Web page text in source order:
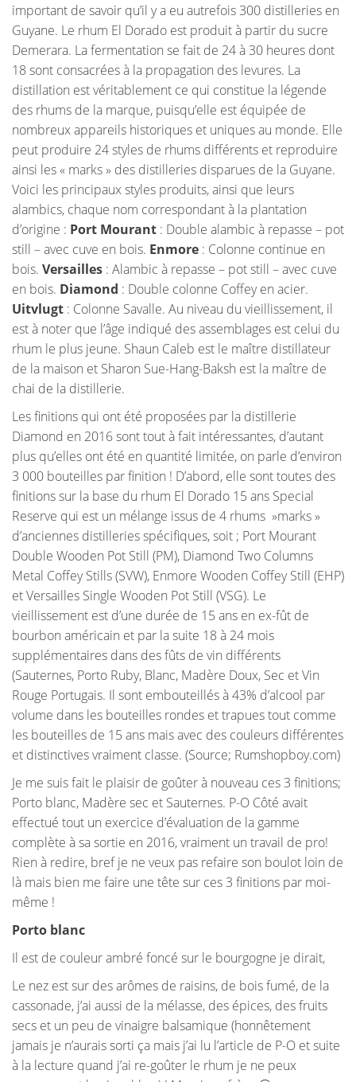
important de savoir qu’il y a eu autrefois 300 distilleries en
Guyane. Le rhum El Dorado est produit à partir du sucre
Demerara. La fermentation se fait de 24 à 30 heures dont
18 sont consacrées à la propagation des levures. La
distillation est véritablement ce qui constitue la légende
des rhums de la marque, puisqu’elle est équipée de
nombreux appareils historiques et uniques au monde. Elle
peut produire 24 styles de rhums différents et reproduire
ainsi les « marks » des distilleries disparues de la Guyane.
Voici les principaux styles produits, ainsi que leurs
alambics, chaque nom correspondant à la plantation
d’origine : Port Mourant : Double alambic à repasse – pot
still – avec cuve en bois. Enmore : Colonne continue en
bois. Versailles : Alambic à repasse – pot still – avec cuve
en bois. Diamond : Double colonne Coffey en acier.
Uitvlugt : Colonne Savalle. Au niveau du vieillissement, il
est à noter que l’âge indiqué des assemblages est celui du
rhum le plus jeune. Shaun Caleb est le maître distillateur
de la maison et Sharon Sue-Hang-Baksh est la maître de
chai de la distillerie.
Les finitions qui ont été proposées par la distillerie
Diamond en 2016 sont tout à fait intéressantes, d’autant
plus qu’elles ont été en quantité limitée, on parle d’environ
3 000 bouteilles par finition ! D’abord, elle sont toutes des
finitions sur la base du rhum El Dorado 15 ans Special
Reserve qui est un mélange issus de 4 rhums »marks »
d’anciennes distilleries spécifiques, soit ; Port Mourant
Double Wooden Pot Still (PM), Diamond Two Columns
Metal Coffey Stills (SVW), Enmore Wooden Coffey Still (EHP)
et Versailles Single Wooden Pot Still (VSG). Le
vieillissement est d’une durée de 15 ans en ex-fût de
bourbon américain et par la suite 18 à 24 mois
supplémentaires dans des fûts de vin différents
(Sauternes, Porto Ruby, Blanc, Madère Doux, Sec et Vin
Rouge Portugais. Il sont embouteillés à 43% d’alcool par
volume dans les bouteilles rondes et trapues tout comme
les bouteilles de 15 ans mais avec des couleurs différentes
et distinctives vraiment classe. (Source; Rumshopboy.com)
Je me suis fait le plaisir de goûter à nouveau ces 3 finitions;
Porto blanc, Madère sec et Sauternes. P-O Côté avait
effectué tout un exercice d’évaluation de la gamme
complète à sa sortie en 2016, vraiment un travail de pro!
Rien à redire, bref je ne veux pas refaire son boulot loin de
là mais bien me faire une tête sur ces 3 finitions par moi-
même !
Porto blanc
Il est de couleur ambré foncé sur le bourgogne je dirait,
Le nez est sur des arômes de raisins, de bois fumé, de la
cassonade, j’ai aussi de la mélasse, des épices, des fruits
secs et un peu de vinaigre balsamique (honnêtement
jamais je n’aurais sorti ça mais j’ai lu l’article de P-O et suite
à la lecture quand j’ai re-goûter le rhum je ne peux